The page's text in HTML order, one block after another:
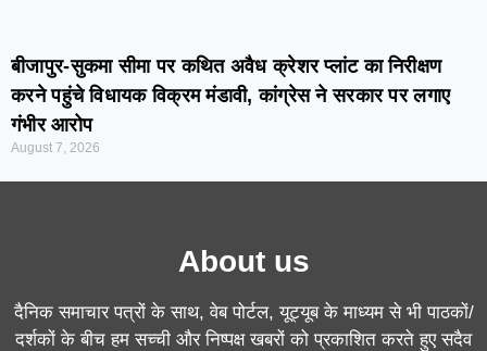
बीजापुर-सुकमा सीमा पर कथित अवैध क्रेशर प्लांट का निरीक्षण
करने पहुंचे विधायक विक्रम मंडावी, कांग्रेस ने सरकार पर लगाए
गंभीर आरोप
August 7, 2026
About us
दैनिक समाचार पत्रों के साथ, वेब पोर्टल, यूट्यूब के माध्यम से भी पाठकों/
दर्शकों के बीच हम सच्ची और निष्पक्ष खबरों को प्रकाशित करते हुए सदैव